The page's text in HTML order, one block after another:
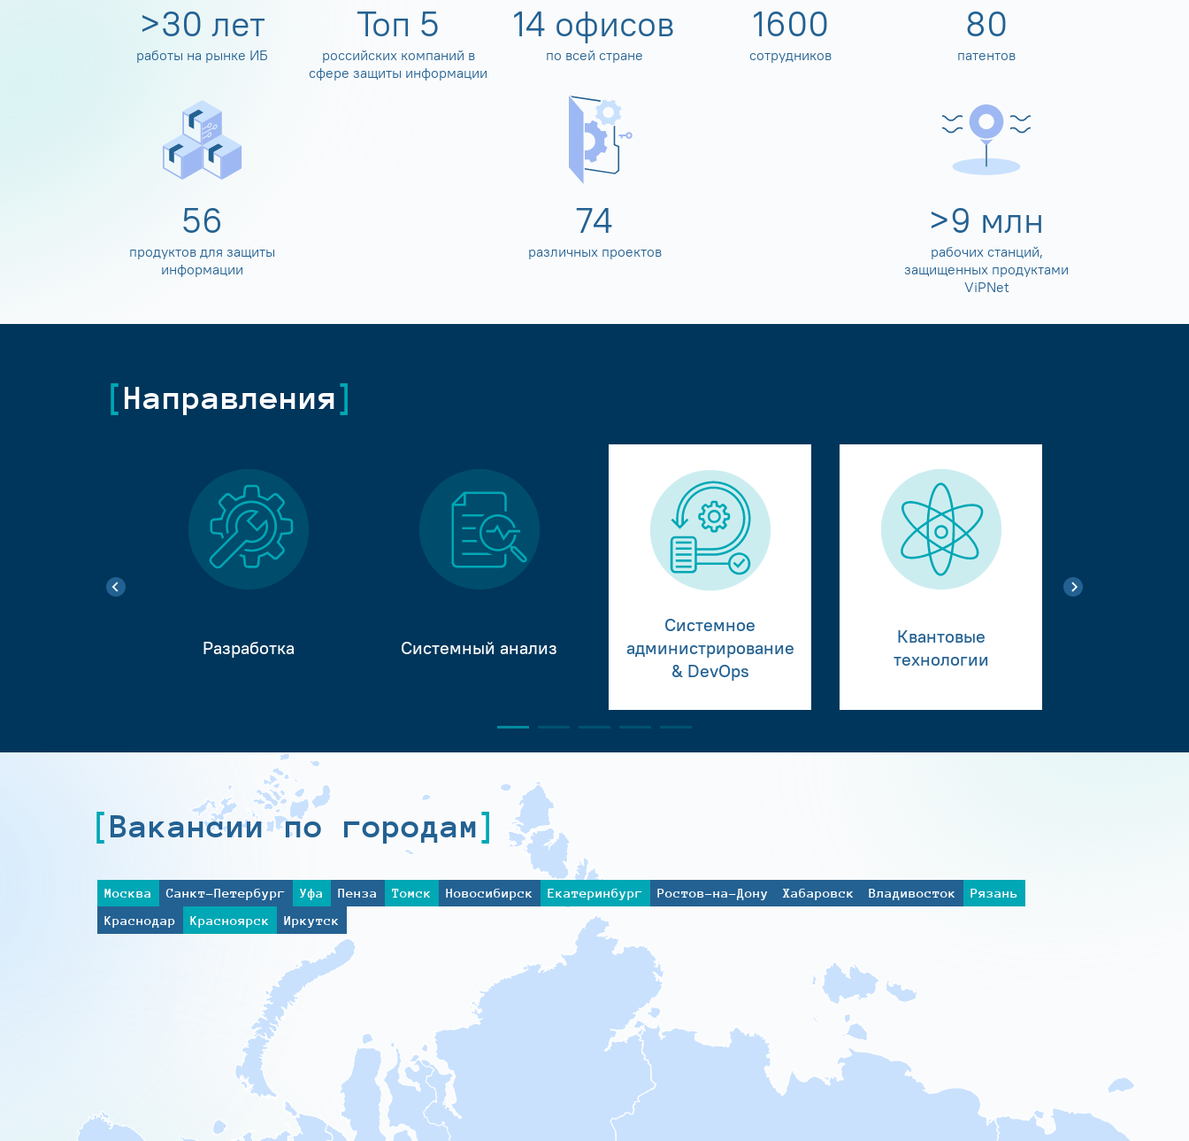
>30 лет
работы на рынке ИБ
Топ 5
российских компаний в
сфере защиты информации
14 офисов
по всей стране
1600
сотрудников
80
патентов
60
продуктов для защиты
информации
80
различных проектов
>10 млн
рабочих станций,
защищенных продуктами
ViPNet
Направления
Разработка Системный анализ
Системное
администрирование
& DevOps
Квантовые
технологии
Вакансии по городам
Москва Санкт-Петербург Уфа Пенза Томск Новосибирск Екатеринбург Ростов-на-Дону Хабаровск Владивосток
Рязань
Краснодар
Красноярск Иркутск